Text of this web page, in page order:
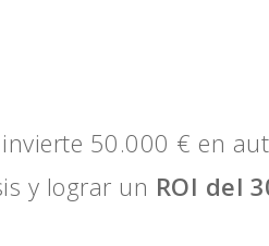
50.000 € en
y lograr un ROI del